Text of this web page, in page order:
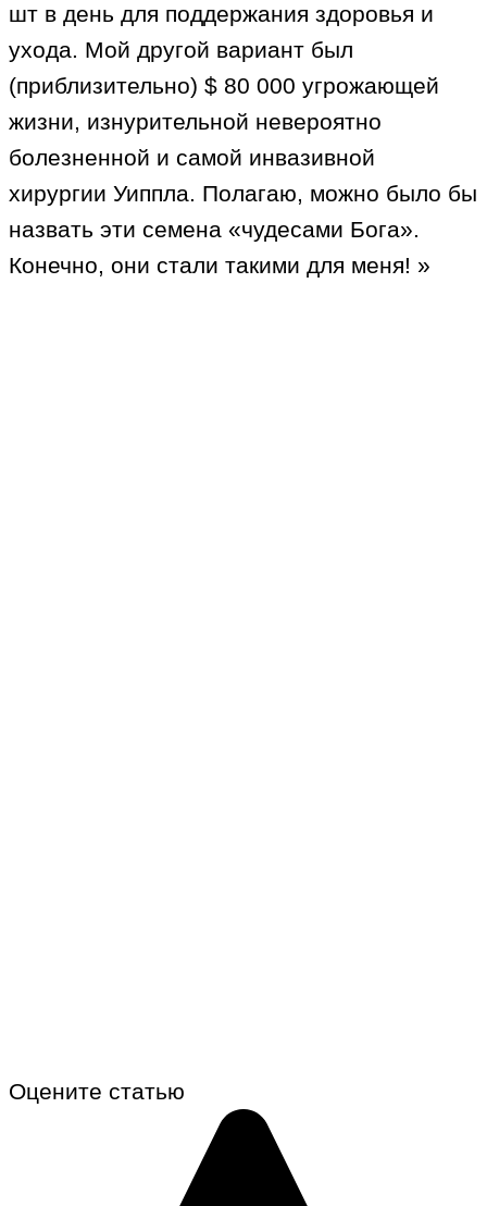
шт в день для поддержания здоровья и
ухода. Мой другой вариант был
(приблизительно) $ 80 000 угрожающей
жизни, изнурительной невероятно
болезненной и самой инвазивной
хирургии Уиппла. Полагаю, можно было бы
назвать эти семена «чудесами Бога».
Конечно, они стали такими для меня! »
Оцените статью